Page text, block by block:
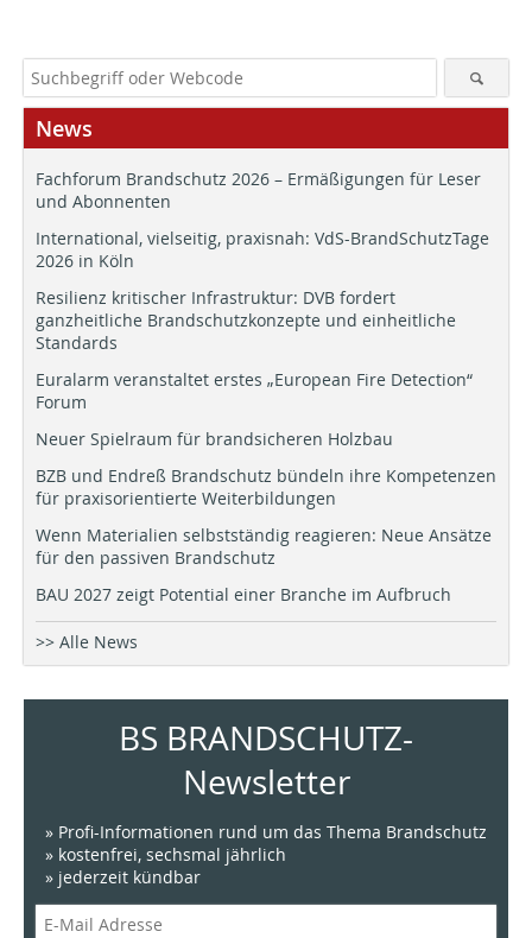
News
Fachforum Brandschutz 2026 – Ermäßigungen für Leser
und Abonnenten
International, vielseitig, praxisnah: VdS-BrandSchutzTage
2026 in Köln
Resilienz kritischer Infrastruktur: DVB fordert
ganzheitliche Brandschutzkonzepte und einheitliche
Standards
Euralarm veranstaltet erstes „European Fire Detection“
Forum
Neuer Spielraum für brandsicheren Holzbau
BZB und Endreß Brandschutz bündeln ihre Kompetenzen
für praxisorientierte Weiterbildungen
Wenn Materialien selbstständig reagieren: Neue Ansätze
für den passiven Brandschutz
BAU 2027 zeigt Potential einer Branche im Aufbruch
>> Alle News
BS BRANDSCHUTZ-
Newsletter
» Profi-Informationen rund um das Thema Brandschutz
» kostenfrei, sechsmal jährlich
» jederzeit kündbar